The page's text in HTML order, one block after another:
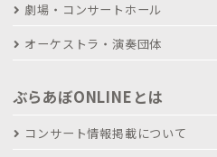
劇場・コンサートホール
オーケストラ・演奏団体
ぶらあぼONLINEとは
コンサート情報掲載について